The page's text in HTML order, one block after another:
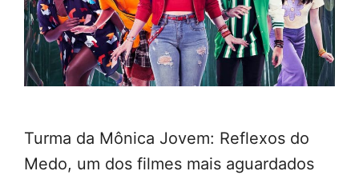
Turma da Mônica Jovem: Reflexos do
Medo, um dos filmes mais aguardados